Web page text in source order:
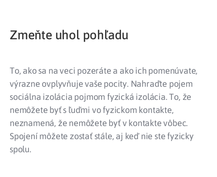
Zmeňte uhol pohľadu
To, ako sa na veci pozeráte a ako ich pomenúvate,
výrazne ovplyvňuje vaše pocity. Nahraďte pojem
sociálna izolácia pojmom fyzická izolácia. To, že
nemôžete byť s ľuďmi vo fyzickom kontakte,
neznamená, že nemôžete byť v kontakte vôbec.
Spojení môžete zostať stále, aj keď nie ste fyzicky
spolu.